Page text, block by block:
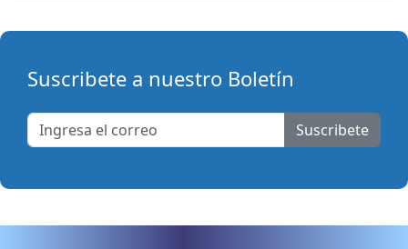
Suscribete a nuestro Boletín
Suscribete